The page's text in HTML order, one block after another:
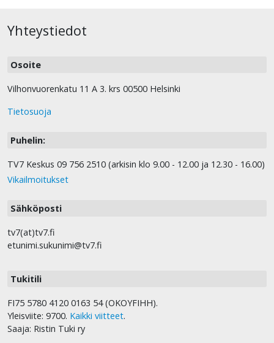
Yhteystiedot
Osoite
Vilhonvuorenkatu 11 A 3. krs 00500 Helsinki
Tietosuoja
Puhelin:
TV7 Keskus 09 756 2510 (arkisin klo 9.00 - 12.00 ja 12.30 - 16.00)
Vikailmoitukset
Sähköposti
tv7(at)tv7.fi
etunimi.sukunimi@tv7.fi
Tukitili
FI75 5780 4120 0163 54 (OKOYFIHH).
Yleisviite: 9700. Kaikki viitteet.
Saaja: Ristin Tuki ry